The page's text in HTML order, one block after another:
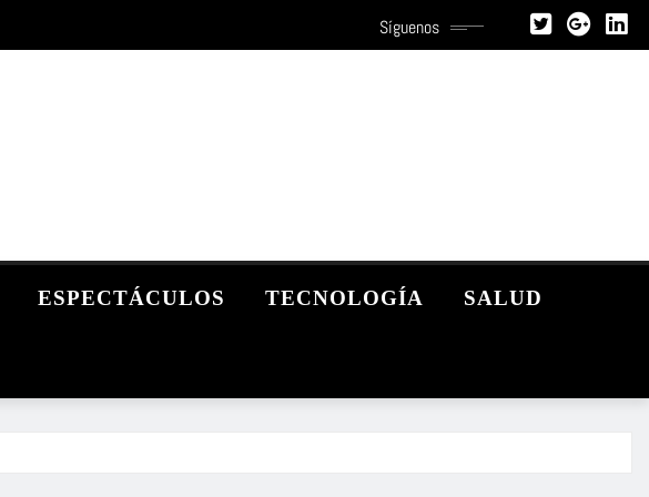
Síguenos
ESPECTÁCULOS TECNOLOGÍA SALUD